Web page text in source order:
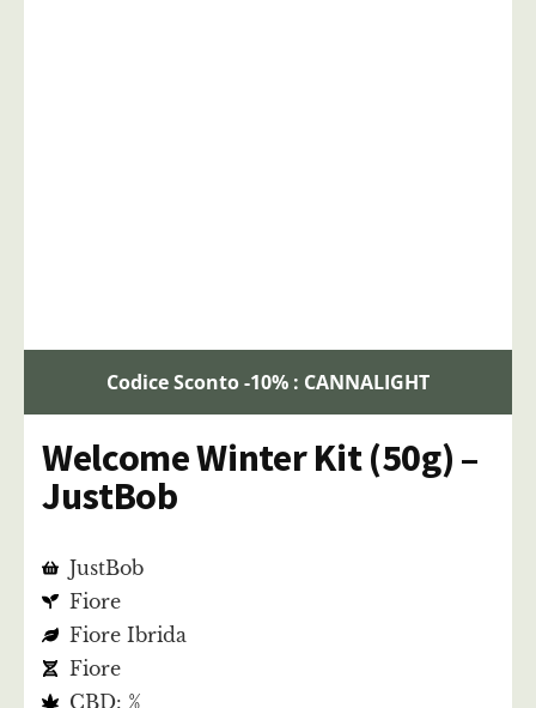
Codice Sconto -10% : CANNALIGHT
Welcome Winter Kit (50g) –
JustBob
JustBob
Fiore
Fiore Ibrida
Fiore
CBD: %